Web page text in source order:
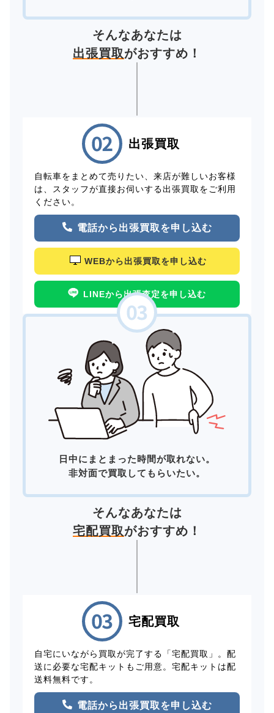
そんなあなたは
出張買取がおすすめ！
出張買取
自転車をまとめて売りたい、来店が難しいお客様
は、スタッフが直接お伺いする出張買取をご利用
ください。
電話から出張買取を申し込む
WEBから出張買取を申し込む
LINEから出張査定を申し込む
日中にまとまった時間が取れない。
非対面で買取してもらいたい。
そんなあなたは
宅配買取がおすすめ！
宅配買取
自宅にいながら買取が完了する「宅配買取」。配
送に必要な宅配キットもご用意。宅配キットは配
送料無料です。
電話から出張買取を申し込む